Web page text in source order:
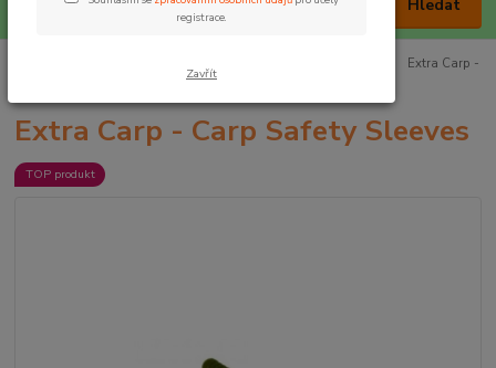
Hledat
Extra Carp -
Extra Carp - Carp Safety Sleeves
TOP produkt
registrace.
Zavřít